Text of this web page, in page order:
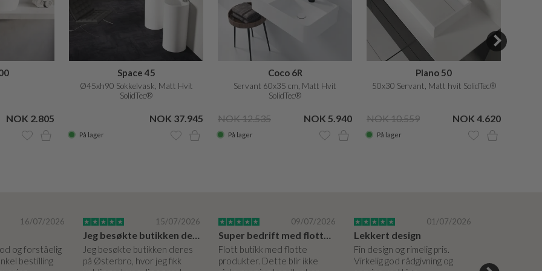
NOK 2.805
Space 45
Ø45xh90 Sokkelvask, Matt Hvit
SolidTec®
NOK 37.945
På lager
Coco 6R
Servant 60x35 cm, Matt Hvit
SolidTec®
NOK 12.535 NOK 5.940
På lager
Plano 50
50x30 Servant, Matt hvit SolidTec®
NOK 10.559 NOK 4.620
På lager
16/07/2026
og forståelig
bestilling
15/07/2026
Jeg besøkte butikken deres på Østerbro.
Jeg besøkte butikken deres
på Østerbro, hvor jeg fikk
09/07/2026
Super bedrift med flotte produkter
Flott butikk med flotte
produkter. Dette blir ikke
01/07/2026
Lekkert design
Fin design og rimelig pris.
Virkelig god rådgivning og
hjelpsomme